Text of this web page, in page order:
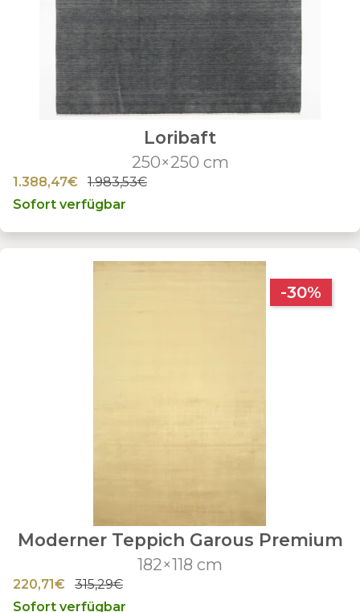
Loribaft
250×250 cm
1.388,47€
1.983,53€
Sofort verfügbar
-30%
Moderner Teppich Garous Premium
182×118 cm
220,71€
315,29€
Sofort verfügbar